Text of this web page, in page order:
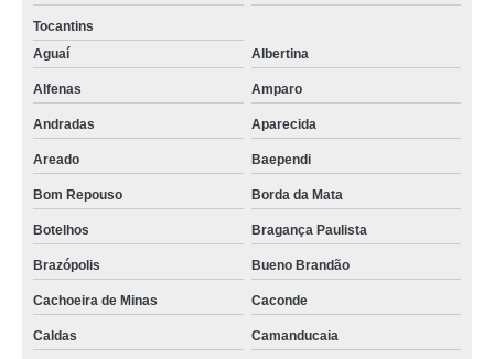
gravador de video veicular preço Fortuna de Minas
camera veicular gravador Campo Grande
cameras para veiculos com gravador Pernambuco
onde vende gravadores de video veicular Cruzeiro
camera veicular gravador Campo Grande
onde vende sistema de gravação de imagens Cambuí
Tocantins
Aguaí
Albertina
Alfenas Amparo
Andradas Aparecida
Areado Baependi
Bom Repouso Borda da Mata
Botelhos Bragança Paulista
Brazópolis Bueno Brandão
Cachoeira de Minas Caconde
Caldas Camanducaia